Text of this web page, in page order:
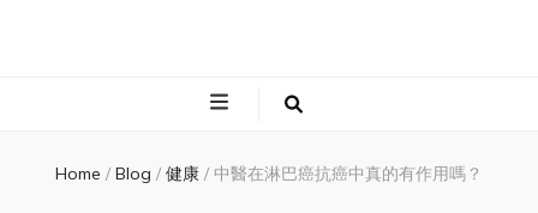
Marianne
Home / Blog / 健康 / 中醫在淋巴癌抗癌中真的有作用嗎？